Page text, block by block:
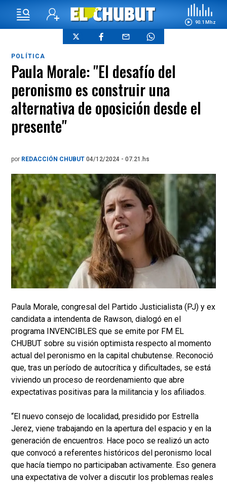
90.1 Mhz
POLÍTICA
Paula Morale: "El desafío del
peronismo es construir una
alternativa de oposición desde el
presente"
por REDACCIÓN CHUBUT 04/12/2024 - 07.21.hs
Paula Morale, congresal del Partido Justicialista (PJ) y ex
candidata a intendenta de Rawson, dialogó en el
programa INVENCIBLES que se emite por FM EL
CHUBUT sobre su visión optimista respecto al momento
actual del peronismo en la capital chubutense. Reconoció
que, tras un período de autocrítica y dificultades, se está
viviendo un proceso de reordenamiento que abre
expectativas positivas para la militancia y los afiliados.
“El nuevo consejo de localidad, presidido por Estrella
Jerez, viene trabajando en la apertura del espacio y en la
generación de encuentros. Hace poco se realizó un acto
que convocó a referentes históricos del peronismo local
que hacía tiempo no participaban activamente. Eso genera
una expectativa de volver a discutir los problemas reales